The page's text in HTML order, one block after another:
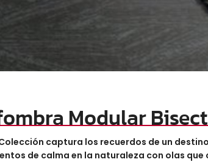
Modular Bisect
captura los recuerdos de un
de calmaen la naturaleza con olas que